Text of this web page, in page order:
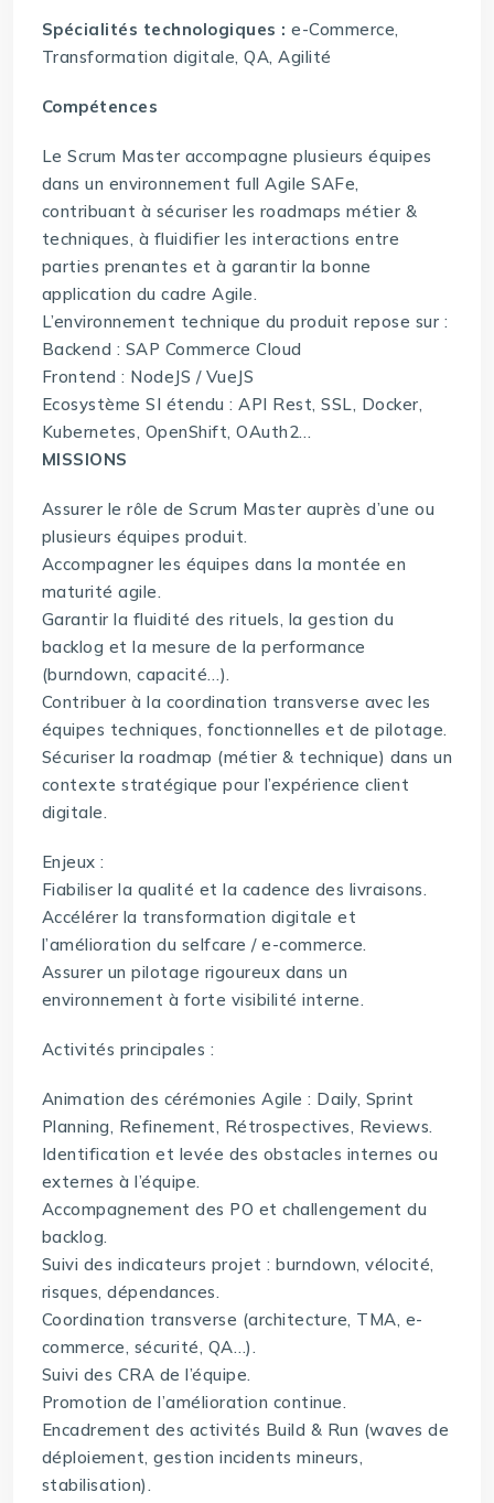
Spécialités technologiques :e-Commerce,
Transformation digitale, QA, Agilité
Compétences
Le Scrum Master accompagne plusieurs équipes
dans un environnement full Agile SAFe,
contribuant à sécuriser les roadmaps métier &
techniques, à fluidifier les interactions entre
parties prenantes et à garantir la bonne
application du cadre Agile.
L’environnement technique du produit repose sur :
Backend : SAP Commerce Cloud
Frontend : NodeJS / VueJS
Ecosystème SI étendu : API Rest, SSL, Docker,
Kubernetes, OpenShift, OAuth2…
MISSIONS
Assurer le rôle de Scrum Master auprès d’une ou
plusieurs équipes produit.
Accompagner les équipes dans la montée en
maturité agile.
Garantir la fluidité des rituels, la gestion du
backlog et la mesure de la performance
(burndown, capacité…).
Contribuer à la coordination transverse avec les
équipes techniques, fonctionnelles et de pilotage.
Sécuriser la roadmap (métier & technique) dans un
contexte stratégique pour l’expérience client
digitale.
Enjeux :
Fiabiliser la qualité et la cadence des livraisons.
Accélérer la transformation digitale et
l’amélioration du selfcare / e-commerce.
Assurer un pilotage rigoureux dans un
environnement à forte visibilité interne.
Activités principales :
Animation des cérémonies Agile : Daily, Sprint
Planning, Refinement, Rétrospectives, Reviews.
Identification et levée des obstacles internes ou
externes à l’équipe.
Accompagnement des PO et challengement du
backlog.
Suivi des indicateurs projet : burndown, vélocité,
risques, dépendances.
Coordination transverse (architecture, TMA, e-
commerce, sécurité, QA…).
Suivi des CRA de l’équipe.
Promotion de l’amélioration continue.
Encadrement des activités Build & Run (waves de
déploiement, gestion incidents mineurs,
stabilisation).